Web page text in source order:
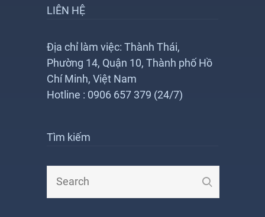
LIÊN HỆ
Địa chỉ làm việc: Thành Thái,
Phường 14, Quận 10, Thành phố Hồ
Chí Minh, Việt Nam
Hotline : 0906 657 379 (24/7)
Tìm kiếm